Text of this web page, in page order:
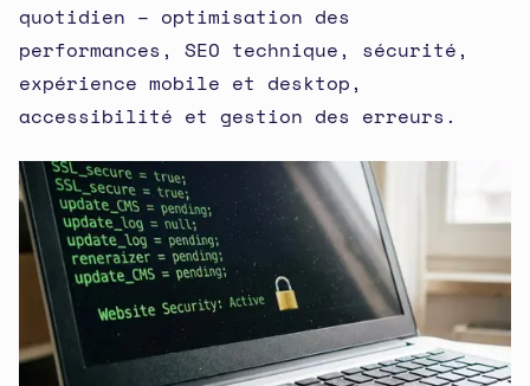
quotidien – optimisation des
performances, SEO technique, sécurité,
expérience mobile et desktop,
accessibilité et gestion des erreurs.